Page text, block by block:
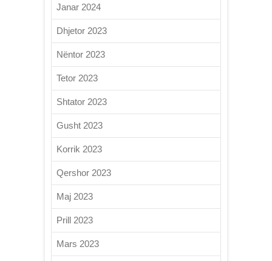
Janar 2024
Dhjetor 2023
Nëntor 2023
Tetor 2023
Shtator 2023
Gusht 2023
Korrik 2023
Qershor 2023
Maj 2023
Prill 2023
Mars 2023